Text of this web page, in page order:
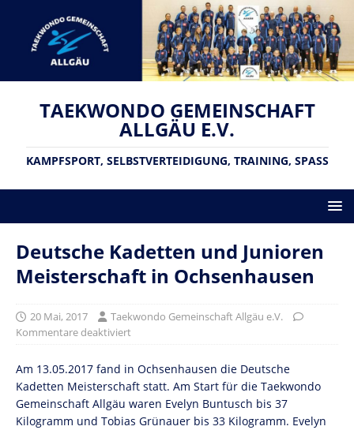
TAEKWONDO GEMEINSCHAFT
ALLGÄU E.V.
KAMPFSPORT, SELBSTVERTEIDIGUNG, TRAINING, SPASS
Deutsche Kadetten und Junioren
Meisterschaft in Ochsenhausen
20 Mai, 2017
Taekwondo Gemeinschaft Allgäu e.V.
Kommentare deaktiviert
Am 13.05.2017 fand in Ochsenhausen die Deutsche
Kadetten Meisterschaft statt. Am Start für die Taekwondo
Gemeinschaft Allgäu waren Evelyn Buntusch bis 37
Kilogramm und Tobias Grünauer bis 33 Kilogramm. Evelyn